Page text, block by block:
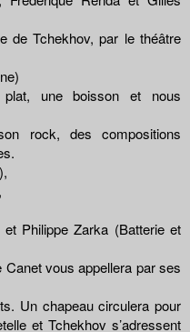
de Tchekhov, par le théâtre
une boisson et nous
rock, des compositions
Philippe Zarka (Batterie et
vous appellera par ses
Un chapeau circulera pour
et Tchekhov s’adressent